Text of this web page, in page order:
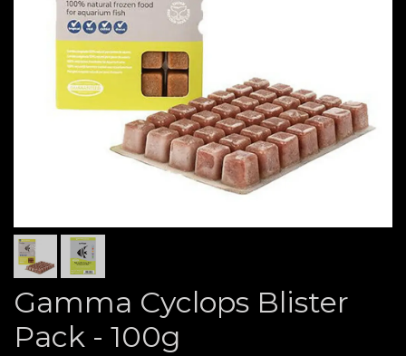
Gamma Cyclops Blister
Pack - 100g